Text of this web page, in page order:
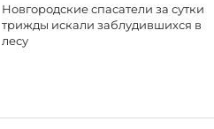
Новгородские спасатели за сутки
трижды искали заблудившихся в
лесу